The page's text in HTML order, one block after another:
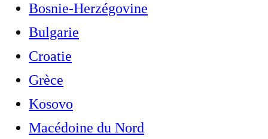
Bosnie-Herzégovine
Bulgarie
Croatie
Grèce
Kosovo
Macédoine du Nord